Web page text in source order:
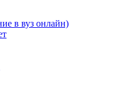
в вуз онлайн)